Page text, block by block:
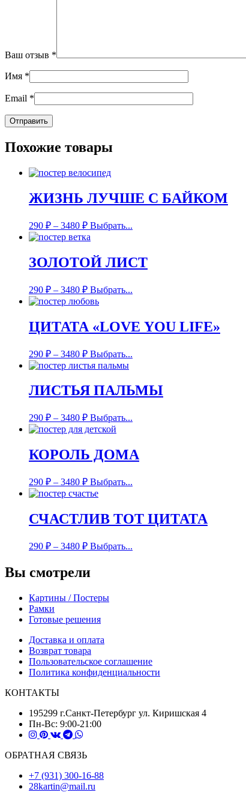
Ваш отзыв *
Имя *
Email *
Похожие товары
ЖИЗНЬ ЛУЧШЕ С БАЙКОМ
290 ₽ – 3480 ₽ Выбрать...
ЗОЛОТОЙ ЛИСТ
290 ₽ – 3480 ₽ Выбрать...
ЦИТАТА «LOVE YOU LIFE»
290 ₽ – 3480 ₽ Выбрать...
ЛИСТЬЯ ПАЛЬМЫ
290 ₽ – 3480 ₽ Выбрать...
КОРОЛЬ ДОМА
290 ₽ – 3480 ₽ Выбрать...
СЧАСТЛИВ ТОТ ЦИТАТА
290 ₽ – 3480 ₽ Выбрать...
Вы смотрели
Картины / Постеры
Рамки
Готовые решения
Доставка и оплата
Возврат товара
Пользовательское соглашение
Политика конфиденциальности
КОНТАКТЫ
195299 г.Санкт-Петербург ул. Киришская 4
Пн-Вс: 9:00-21:00
ОБРАТНАЯ СВЯЗЬ
+7 (931) 300-16-88
28kartin@mail.ru